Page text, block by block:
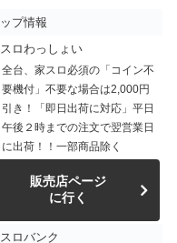
プ情報
ロわっしょい
全台、家スロ必須の「コイン不
要機付」不要な場合は2,000円
引き！「即日出荷に対応」平日
午後２時までの注文で翌営業日
に出荷！！一部商品除く
販売店ページ
に行く
ロバンク